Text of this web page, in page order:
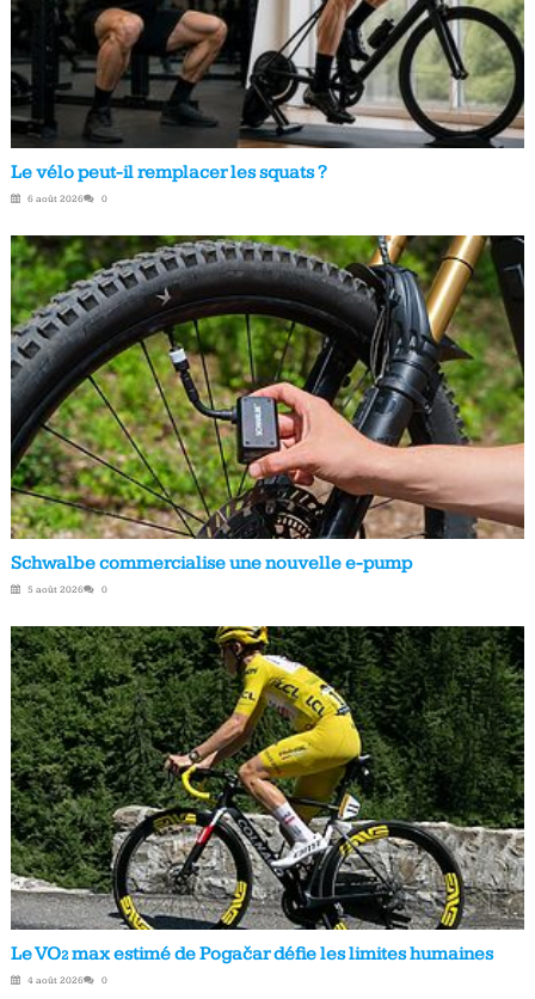
Le vélo peut-il remplacer les squats ?
6 août 2026 0
Schwalbe commercialise une nouvelle e-pump
5 août 2026 0
Le VO₂ max estimé de Pogačar défie les limites humaines
4 août 2026 0